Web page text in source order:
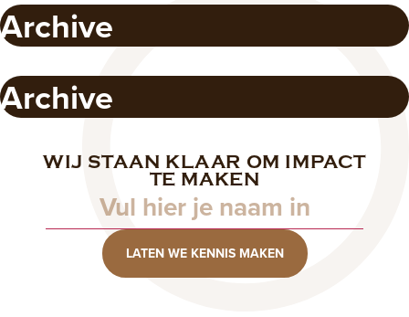
Archive
Archive
WIJ STAAN KLAAR OM IMPACT
TE MAKEN
Naam
LATEN WE KENNIS MAKEN